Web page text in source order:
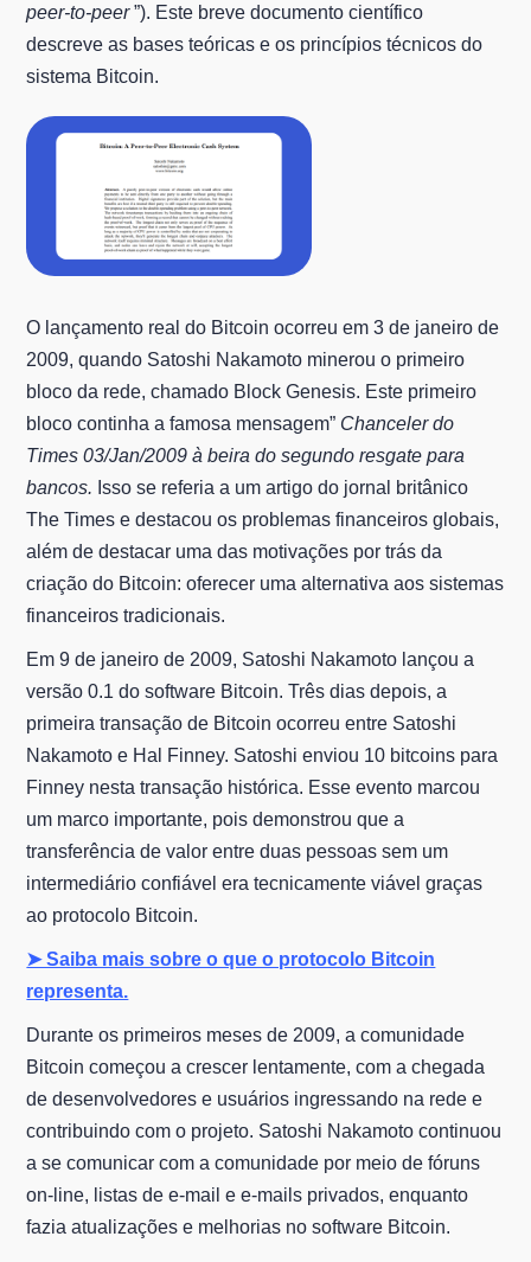
peer-to-peer”). Este breve documento científico
descreve as bases teóricas e os princípios técnicos do
sistema Bitcoin.
O lançamento real do Bitcoin ocorreu em 3 de janeiro de
2009, quando Satoshi Nakamoto minerou o primeiro
bloco da rede, chamado Block Genesis. Este primeiro
bloco continha a famosa mensagem” Chanceler do
Times 03/Jan/2009 à beira do segundo resgate para
bancos. Isso se referia a um artigo do jornal britânico
The Times e destacou os problemas financeiros globais,
além de destacar uma das motivações por trás da
criação do Bitcoin: oferecer uma alternativa aos sistemas
financeiros tradicionais.
Em 9 de janeiro de 2009, Satoshi Nakamoto lançou a
versão 0.1 do software Bitcoin. Três dias depois, a
primeira transação de Bitcoin ocorreu entre Satoshi
Nakamoto e Hal Finney. Satoshi enviou 10 bitcoins para
Finney nesta transação histórica. Esse evento marcou
um marco importante, pois demonstrou que a
transferência de valor entre duas pessoas sem um
intermediário confiável era tecnicamente viável graças
ao protocolo Bitcoin.
➤ Saiba mais sobre o que o protocolo Bitcoin
representa.
Durante os primeiros meses de 2009, a comunidade
Bitcoin começou a crescer lentamente, com a chegada
de desenvolvedores e usuários ingressando na rede e
contribuindo com o projeto. Satoshi Nakamoto continuou
a se comunicar com a comunidade por meio de fóruns
on-line, listas de e-mail e e-mails privados, enquanto
fazia atualizações e melhorias no software Bitcoin.